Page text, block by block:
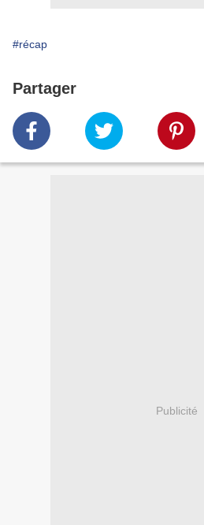
#récap
Partager
Publicité